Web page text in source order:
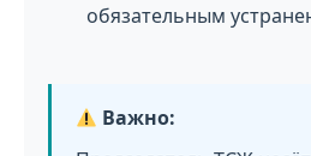
обязательным
Важно: